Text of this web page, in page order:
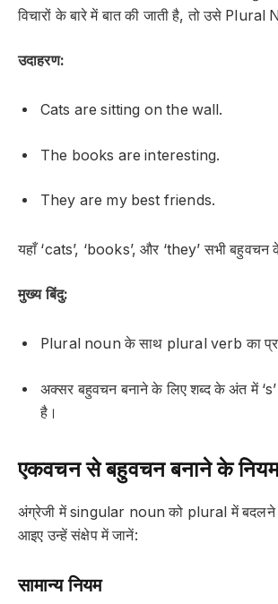
विचारों के बारे में बात की जाती है, तो उसे Plural
उदाहरण:
Cats are sitting on the wall.
The books are interesting.
They are my best friends.
यहाँ ‘cats’, ‘books’, और ‘they’ सभी बहुवचन
मुख्य बिंदु:
Plural noun के साथ plural verb का
अक्सर बहुवचन बनाने के लिए शब्द के अंत में ‘s’
है।
एकवचन से बहुवचन बनाने के नियम
अंग्रेजी में singular noun को plural में बदलने
आइए उन्हें संक्षेप में जानें:
सामान्य नियम